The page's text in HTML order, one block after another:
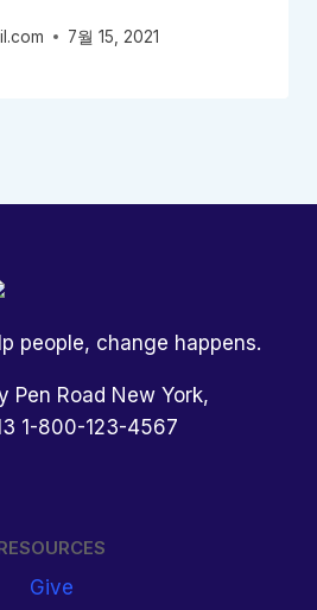
7월 15, 2021
people, change happens.
Pen Road New York,
1-800-123-4567
Give